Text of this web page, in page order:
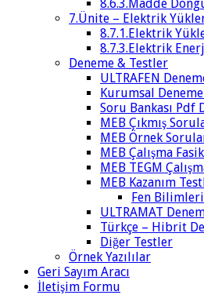
8.6.3.Madde
7.Ünite – Elektrik
8.7.1.Elektrik
8.7.3.Elektrik
Deneme & Testler
ULTRAFEN
Kurumsal
Soru Bankası Pdf
MEB Çıkmış
MEB Örnek
MEB Çalışma
MEB TEGM
MEB Kazanım
Fen Bilimleri
ULTRAMAT
Türkçe – Hibrit
Diğer Testler
Örnek Yazılılar
Geri Sayım Aracı
İletişim Formu